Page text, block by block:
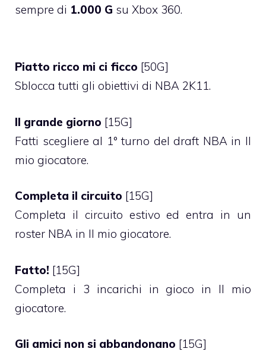
sempre di 1.000 G su Xbox 360.
Piatto ricco mi ci ficco [50G]
Sblocca tutti gli obiettivi di NBA 2K11.
Il grande giorno [15G]
Fatti scegliere al 1° turno del draft NBA in Il
mio giocatore.
Completa il circuito [15G]
Completa il circuito estivo ed entra in un
roster NBA in Il mio giocatore.
Fatto! [15G]
Completa i 3 incarichi in gioco in Il mio
giocatore.
Gli amici non si abbandonano [15G]